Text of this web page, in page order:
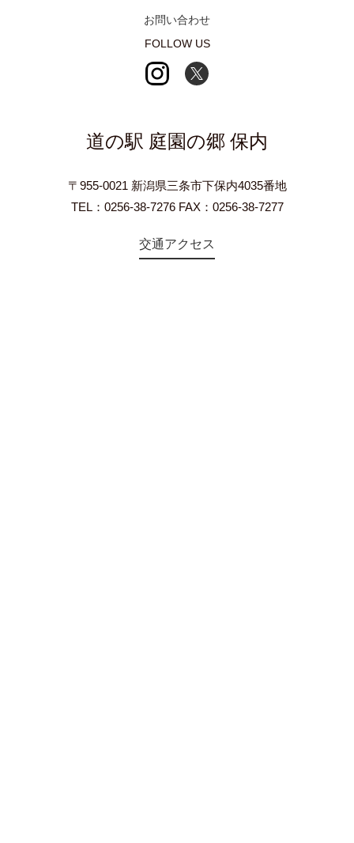
お問い合わせ
FOLLOW US
道の駅 庭園の郷 保内
〒955-0021 新潟県三条市下保内4035番地
TEL：0256-38-7276 FAX：0256-38-7277
交通アクセス